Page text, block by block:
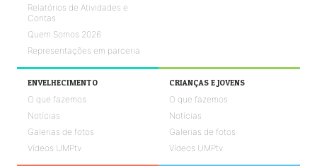
Relatórios de Atividades e
Contas
Quem Somos 2026
Representações em parceria
ENVELHECIMENTO
O que fazemos
Notícias
Galerias de fotos
Vídeos UMPtv
CRIANÇAS E JOVENS
O que fazemos
Notícias
Galerias de fotos
Vídeos UMPtv